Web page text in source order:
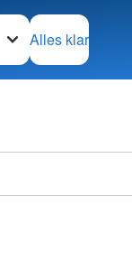
Alles klar